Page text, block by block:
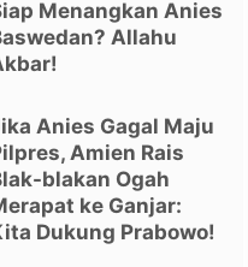
Menangkan Anies
Allahu
Anies Gagal Maju
Amien Rais
blakan Ogah
ke Ganjar:
Dukung Prabowo!